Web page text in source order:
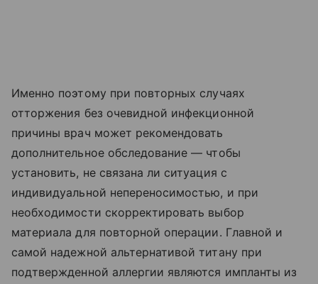
Именно поэтому при повторных случаях
отторжения без очевидной инфекционной
причины врач может рекомендовать
дополнительное обследование — чтобы
установить, не связана ли ситуация с
индивидуальной непереносимостью, и при
необходимости скорректировать выбор
материала для повторной операции. Главной и
самой надежной альтернативой титану при
подтвержденной аллергии являются импланты из